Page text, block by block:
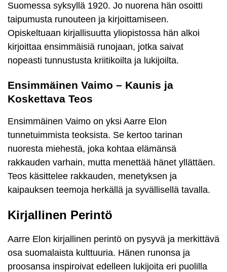
Suomessa syksyllä 1920. Jo nuorena hän osoitti
taipumusta runouteen ja kirjoittamiseen.
Opiskeltuaan kirjallisuutta yliopistossa hän alkoi
kirjoittaa ensimmäisiä runojaan, jotka saivat
nopeasti tunnustusta kriitikoilta ja lukijoilta.
Ensimmäinen Vaimo – Kaunis ja
Koskettava Teos
Ensimmäinen Vaimo on yksi Aarre Elon
tunnetuimmista teoksista. Se kertoo tarinan
nuoresta miehestä, joka kohtaa elämänsä
rakkauden varhain, mutta menettää hänet yllättäen.
Teos käsittelee rakkauden, menetyksen ja
kaipauksen teemoja herkällä ja syvällisellä tavalla.
Kirjallinen Perintö
Aarre Elon kirjallinen perintö on pysyvä ja merkittävä
osa suomalaista kulttuuria. Hänen runonsa ja
proosansa inspiroivat edelleen lukijoita eri puolilla